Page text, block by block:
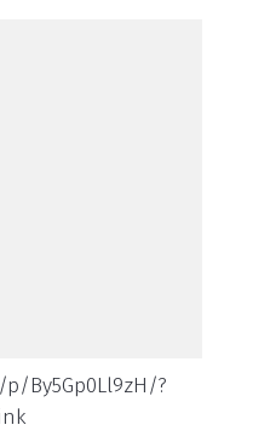
By5Gp0Ll9zH/?